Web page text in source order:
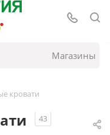
Магазины
кровати
43